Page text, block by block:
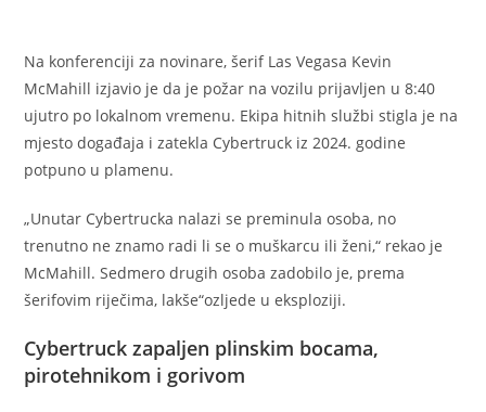
Na konferenciji za novinare, šerif Las Vegasa Kevin
McMahill izjavio je da je požar na vozilu prijavljen u 8:40
ujutro po lokalnom vremenu. Ekipa hitnih službi stigla je na
mjesto događaja i zatekla Cybertruck iz 2024. godine
potpuno u plamenu.
„Unutar Cybertrucka nalazi se preminula osoba, no
trenutno ne znamo radi li se o muškarcu ili ženi,“ rekao je
McMahill. Sedmero drugih osoba zadobilo je, prema
šerifovim riječima, lakše“ozljede u eksploziji.
Cybertruck zapaljen plinskim bocama,
pirotehnikom i gorivom